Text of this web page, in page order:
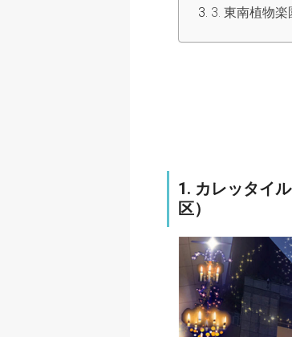
3. 東南植物楽
1. カレッタイ
区）